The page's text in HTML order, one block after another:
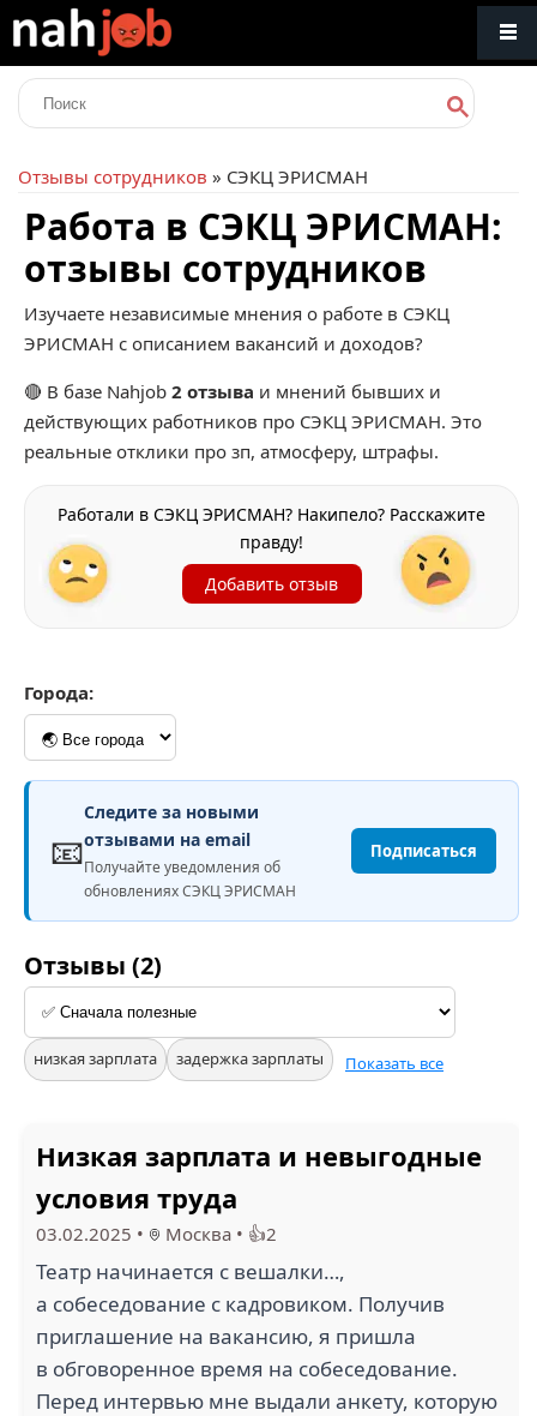
Отзывы сотрудников » СЭКЦ ЭРИСМАН
Работа в СЭКЦ ЭРИСМАН:
отзывы сотрудников
Изучаете независимые мнения о работе в СЭКЦ
ЭРИСМАН с описанием вакансий и доходов?
🔴 В базе Nahjob 2 отзыва и мнений бывших и
действующих работников про СЭКЦ ЭРИСМАН. Это
реальные отклики про зп, атмосферу, штрафы.
Работали в СЭКЦ ЭРИСМАН? Накипело? Расскажите
правду!
Добавить отзыв
Города:
📧
Следите за новыми
отзывами на email
Получайте уведомления об
обновлениях СЭКЦ ЭРИСМАН
Подписаться
Отзывы (2)
низкая зарплата задержка зарплаты Показать все
Низкая зарплата и невыгодные
условия труда
03.02.2025 • Москва • 👍2
Театр начинается с вешалки…,
а собеседование с кадровиком. Получив
приглашение на вакансию, я пришла
в обговоренное время на собеседование.
Перед интервью мне выдали анкету, которую